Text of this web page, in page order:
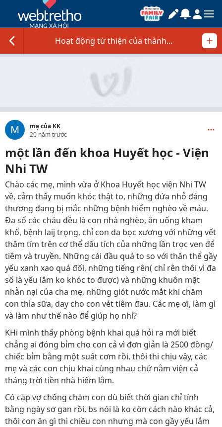
Hoạt động từ thiện của thành...
M
mẹ của KK
20 năm trước
một lần đến khoa Huyết học - Viện
Nhi TW
Chào các mẹ, mình vừa ở Khoa Huyết học viện Nhi TW
về, cảm thấy muốn khóc thật to, những đứa nhỏ đáng
thương đang bị mắc những bệnh hiểm nghèo về máu.
Đa số các cháu đều là con nhà nghèo, ăn uống kham
khổ, bệnh laij trọng, chỉ con da bọc xương với những vết
thâm tím trên cơ thể dấu tích của những lần trọc ven để
tiêm và truyền. Những cái đầu quá to so với thân thể gầy
yếu xanh xao quá đối, những tiếng rên( chỉ rên thôi vì đa
số là yếu lắm ko khóc to được) và những khuôn mặt
nhẫn nại của cha mẹ, những giót nước mắt khi chăm
con thìa sữa, day cho con vét tiêm đau. Các mẹ ơi, làm gì
và làm như thế nào để giúp họ nhỉ?
KHi mình thấy phòng bệnh khai quá hỏi ra mới biết
chẳng ai đóng bỉm cho con cả vì đơn giản là 2500 đồng/
chiếc bỉm bằng một suất cơm rồi, thôi thi chịu vậy, các
mẹ và các con chịu khai cùng nhau chứ nằm viện cả
tháng trời tiền nhà hiếm lắm.
Có cặp vợ chống chăm con dù biết thời gian chỉ tính
bằng ngày sơ gan rồi, bs nói là ko còn cách nào khác cả,
thôi con ăn gì thì chiều con nhưng mà con gầy yếu lắm